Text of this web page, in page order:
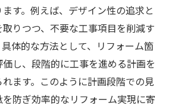
す。例えば、デザイン性の追求と
りつつ、不要な工事項目を削減す
体的な方法として、リフォーム箇
し、段階的に工事を進める計画を
ます。このように計画段階での見
防ぎ効率的なリフォーム実現に寄